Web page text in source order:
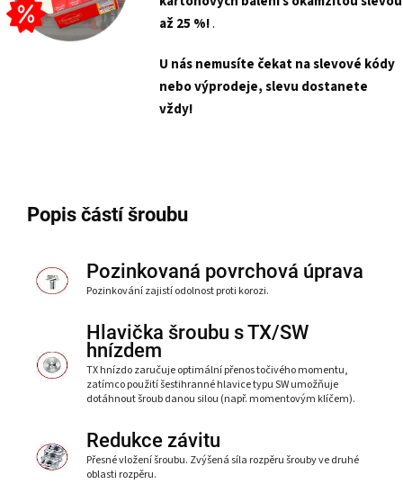
až 25 %!.
U nás nemusíte čekat na slevové kódy
nebo výprodeje, slevu dostanete
vždy!
Popis částí šroubu
Pozinkovaná povrchová úprava
Pozinkování zajistí odolnost proti korozi.
Hlavička šroubu s TX/SW
hnízdem
TX hnízdo zaručuje optimální přenos točivého momentu,
zatímco použití šestihranné hlavice typu SW umožňuje
dotáhnout šroub danou silou (např. momentovým klíčem).
Redukce závitu
Přesné vložení šroubu. Zvýšená síla rozpěru šrouby ve druhé
oblasti rozpěru.